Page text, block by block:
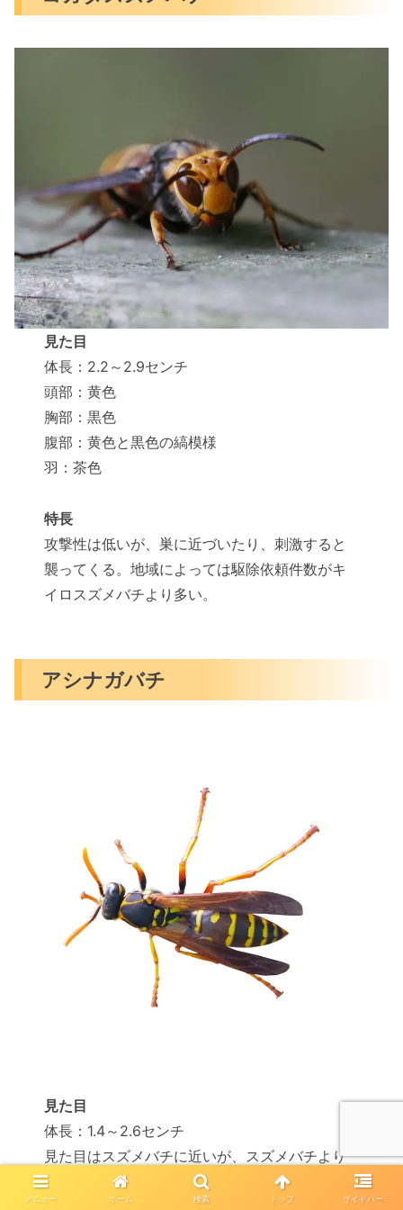
見た目
体長：2.2～2.9センチ
頭部：黄色
胸部：黒色
腹部：黄色と黒色の縞模様
羽：茶色
特長
攻撃性は低いが、巣に近づいたり、刺激すると
襲ってくる。地域によっては駆除依頼件数がキ
イロスズメバチより多い。
アシナガバチ
見た目
体長：1.4～2.6センチ
見た目はスズメバチに近いが、スズメバチより
細身で小さい
メニュー ホーム 検索 トップ サイドバー